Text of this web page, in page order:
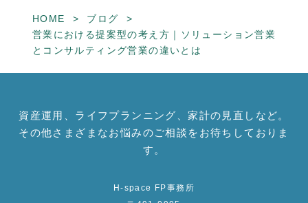
HOME
ブログ
営業における提案型の考え方｜ソリューション営業
とコンサルティング営業の違いとは
資産運用、ライフプランニング、家計の見直しなど。
その他さまざまなお悩みのご相談をお待ちしておりま
す。
H-space FP事務所